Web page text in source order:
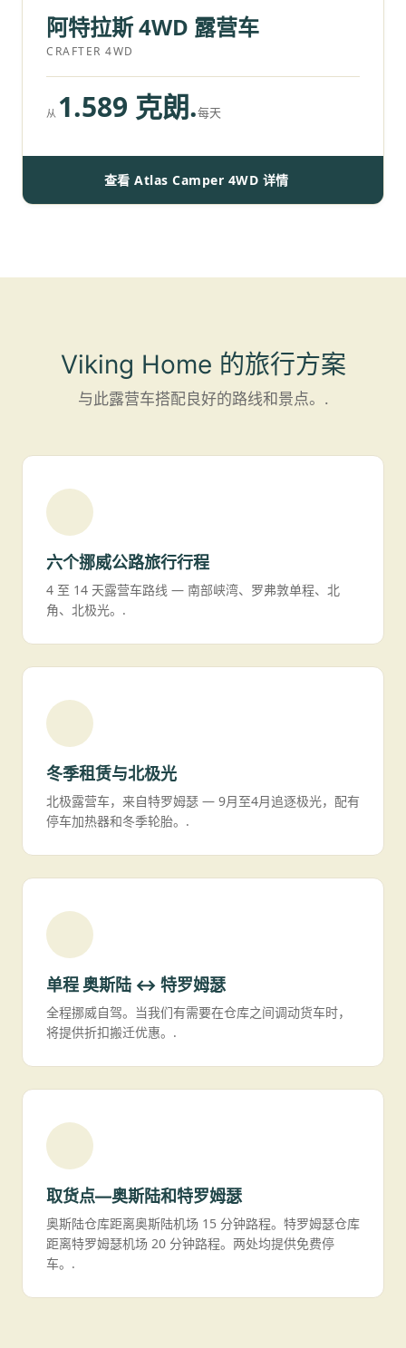
阿特拉斯 4WD 露营车
CRAFTER 4WD
从 1.589 克朗.每天
查看 Atlas Camper 4WD 详情
Viking Home 的旅行方案
与此露营车搭配良好的路线和景点。.
六个挪威公路旅行行程
4 至 14 天露营车路线 — 南部峡湾、罗弗敦单程、北
角、北极光。.
冬季租赁与北极光
北极露营车，来自特罗姆瑟 — 9月至4月追逐极光，配有
停车加热器和冬季轮胎。.
单程 奥斯陆 ↔ 特罗姆瑟
全程挪威自驾。当我们有需要在仓库之间调动货车时，
将提供折扣搬迁优惠。.
取货点—奥斯陆和特罗姆瑟
奥斯陆仓库距离奥斯陆机场 15 分钟路程。特罗姆瑟仓库
距离特罗姆瑟机场 20 分钟路程。两处均提供免费停
车。.